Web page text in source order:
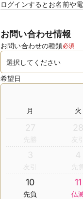
ログインするとお名前や
お問い合わせ情報
お問い合わせの種類必須
希望日
月 火
27
先勝
28
友引
3
友引
4
先
10
先負
11
仏